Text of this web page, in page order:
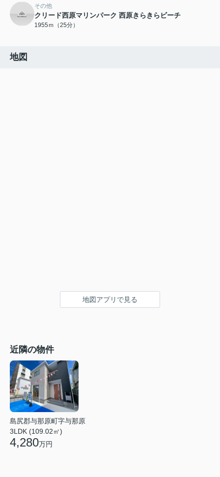
その他
クリード西原マリンパーク 西原きらきらビーチ
1955ｍ（25分）
地図
地図アプリで見る
近隣の物件
島尻郡与那原町字与那原
3LDK (109.02㎡)
4,280万円